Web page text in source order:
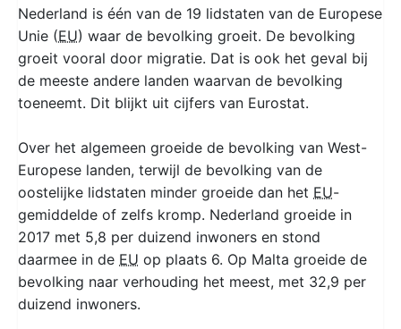
Nederland is één van de 19 lidstaten van de Europese
Unie (EU) waar de bevolking groeit. De bevolking
groeit vooral door migratie. Dat is ook het geval bij
de meeste andere landen waarvan de bevolking
toeneemt. Dit blijkt uit cijfers van Eurostat.
Over het algemeen groeide de bevolking van West-
Europese landen, terwijl de bevolking van de
oostelijke lidstaten minder groeide dan het EU-
gemiddelde of zelfs kromp. Nederland groeide in
2017 met 5,8 per duizend inwoners en stond
daarmee in de EU op plaats 6. Op Malta groeide de
bevolking naar verhouding het meest, met 32,9 per
duizend inwoners.